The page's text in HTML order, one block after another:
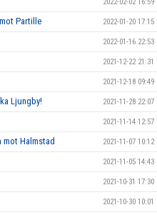
Partille 2022-01-20 17:15
2022-01-16 22:53
2021-12-22 21:31
2021-12-18 09:49
Ljungby! 2021-11-28 22:07
2021-11-14 12:57
mot Halmstad 2021-11-07 10:12
2021-11-05 14:43
2021-10-31 17:30
2021-10-30 10:01